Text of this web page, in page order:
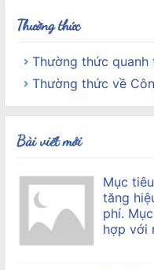
Thường thức
Thường thức quanh
Thường thức về
Bài viết mới
Mục
tăng
phí.
hợp với